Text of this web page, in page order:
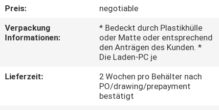
FABRIK-
AUSFLUG
QUALITÄTSKONTROLLE
Preis:
negotiable
Verpackung
Informationen:
* Bedeckt durch Plastikhülle
oder Matte oder entsprechend
den Anträgen des Kunden. *
Die Laden-PC je
Lieferzeit:
2 Wochen pro Behälter nach
PO/drawing/prepayment
bestätigt